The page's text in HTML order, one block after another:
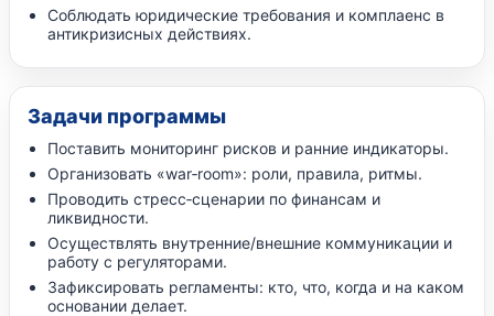
Соблюдать юридические требования и комплаенс в
антикризисных действиях.
Задачи программы
Поставить мониторинг рисков и ранние индикаторы.
Организовать «war‑room»: роли, правила, ритмы.
Проводить стресс‑сценарии по финансам и
ликвидности.
Осуществлять внутренние/внешние коммуникации и
работу с регуляторами.
Зафиксировать регламенты: кто, что, когда и на каком
основании делает.